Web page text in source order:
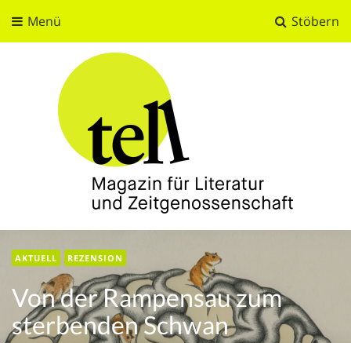
Stöbern
Menü
tell
Magazin für Literatur und Zeitgenossenschaft
AKTUELL REZENSION
Von der Rampensau zum
sterbenden Schwan